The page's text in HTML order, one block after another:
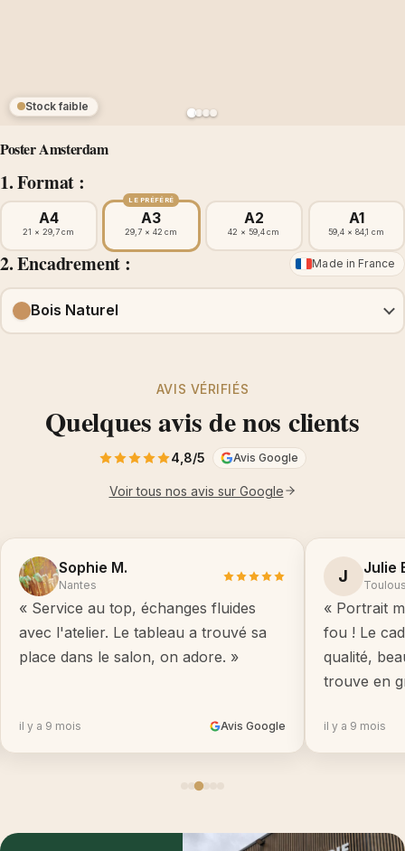
Poster Amsterdam
1. Format :
Stock faible
A4
21 × 29,7 cm
LE PRÉFÉRÉ
A3
29,7 × 42 cm
A2
42 × 59,4 cm
A1
59,4 × 84,1 cm
2. Encadrement : Made in France
Bois Naturel
AVIS VÉRIFIÉS
Quelques avis de nos clients
4,8/5 Avis Google
Voir tous nos avis sur Google
Sophie M.
Nantes
« Service au top, échanges fluides
avec l'atelier. Le tableau a trouvé sa
place dans le salon, on adore. »
il y a 9 mois Avis Google
J Julie
« Portrait
fou ! Le
qualité,
trouve en
il y a 9 mois